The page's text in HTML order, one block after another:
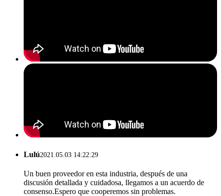
Lulú2021.05.03 14:22:29
Un buen proveedor en esta industria, después de una
discusión detallada y cuidadosa, llegamos a un acuerdo de
consenso.Espero que cooperemos sin problemas.